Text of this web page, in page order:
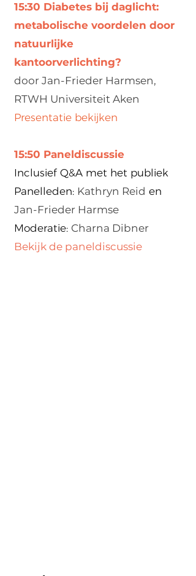
15:30 Diabetes bij daglicht:
metabolische voordelen door
natuurlijke
kantoorverlichting?
door Jan-Frieder Harmsen,
RTWH Universiteit Aken
Presentatie bekijken
15:50 Paneldiscussie
Inclusief Q&A met het publiek
Panelleden: Kathryn Reid en
Jan-Frieder Harmse
Moderatie: Charna Dibner
Bekijk de paneldiscussie